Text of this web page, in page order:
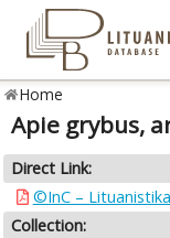
Home
Apie grybus,
Direct Link:
©InC – Lituanistika
Collection: